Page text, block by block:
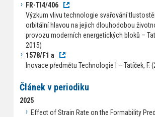
FR-TI4/406
Výzkum vlivu technologie svařování
orbitální hlavou na jejich dlouhodobou
provozu moderních energetických bloků –
2015)
1578/F1 a
Inovace předmětu Technologie I – Tatíček, F.
Článek v periodiku
2025
Effect of Strain Rate on the Formability